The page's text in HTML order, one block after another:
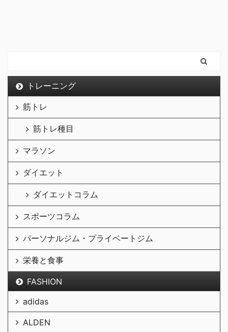
トレーニング
筋トレ
筋トレ種目
マラソン
ダイエット
ダイエットコラム
スポーツコラム
パーソナルジム・プライベートジム
栄養と食事
FASHION
adidas
ALDEN